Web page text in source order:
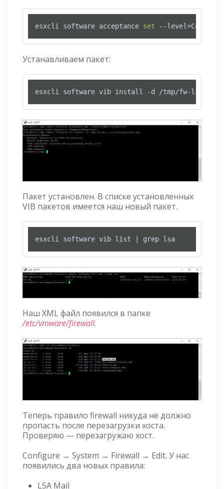
esxcli software acceptance set --
Устанавливаем пакет:
esxcli software vib install -d /tmp/fw-lsa-1.0-
Пакет установлен. В списке установленных
VIB пакетов имеется наш новый пакет.
esxcli software vib list | grep lsa
Наш XML файл появился в папке
/etc/vmware/firewall.
Теперь правило firewall никуда не должно
пропасть после перезагрузки хоста.
Проверяю — перезагружаю хост.
Configure → System → Firewall → Edit. У нас
появились два новых правила:
LSA Mail